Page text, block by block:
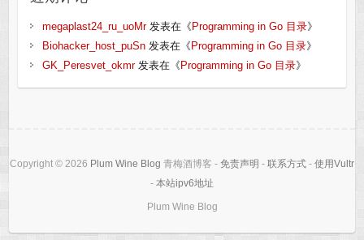
megaplast24_ru_uoMr发表在《 Programming in Go 目录》
Biohacker_host_puSn发表在《 Programming in Go 目录》
GK_Peresvet_okmr发表在《 Programming in Go 目录》
Copyright © 2026 Plum Wine Blog 青梅酒博客 - 免责声明 - 联系方式 - 使用Vultr
- 本站ipv6地址
Plum Wine Blog